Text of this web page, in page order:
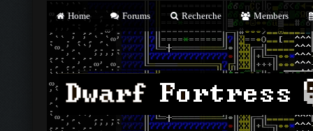
Home Forums Recherche Members